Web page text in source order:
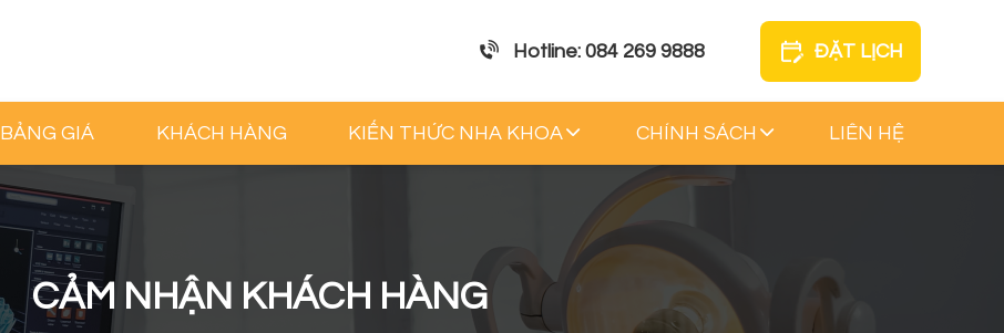
Hotline: 084 269 9888 ĐẶT LỊCH
BẢNG GIÁ KHÁCH HÀNG KIẾN THỨC NHA KHOA CHÍNH SÁCH LIÊN HỆ
CẢM NHẬN KHÁCH HÀNG